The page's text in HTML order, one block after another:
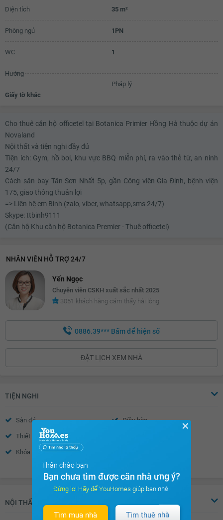
Diện tích 35 m²
Phòng ngủ 1PN
WC 1
Hướng
Pháp lý
Giấy tờ khác
Cho thuê căn hộ officetel tại Botanica Primier Hồng Hà thuộc dự án
Novaland
Nội thất và tiện nghi đầy đủ
Tiện ích: Gym, hồ bơi, khu vực BBQ miễn phí, ra vào thẻ từ, an ninh
24/7
Cách sân bay Tân Sơn Nhất 5p, gần Công viên Gia Định, bệnh viện
175, giao thông thuân lợi
=> Liên hệ em Bình (zalo, viber, whatsapp,sms 24/7)
Skype: ttbinh9111
(Căn hộ Khu căn hộ Botanica Premier - Thuê officetel)
NHÂN VIÊN HỖ TRỢ 24/7
Yến Ngọc
Chuyên viên CSKH xuất sắc nhất 2025
3051 khách hàng cảm thấy hài lòng
0886.39*** Bấm để hiện số
ĐẶT LỊCH XEM NHÀ
TIỆN NGHI
Sàn đá Điều hòa
Thiết bị báo cháy
Khóa cửa vân tay- mã số
NỘI THẤT
✕
Thân chào bạn
Bạn chưa tìm được căn nhà ưng ý?
Đừng lo! Hãy để YouHomes giúp bạn nhé.
Tìm mua nhà Tìm thuê nhà